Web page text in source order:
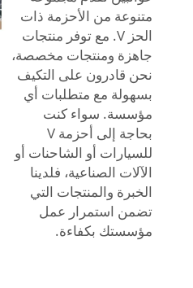
متنوعة من الأحزمة ذات
الحز V. مع توفر منتجات
جاهزة ومنتجات مخصصة،
نحن قادرون على التكيف
بسهولة مع متطلبات أي
مؤسسة. سواء كنت
بحاجة إلى أحزمة V
للسيارات أو الشاحنات أو
الآلات الصناعية، فلدينا
الخبرة والمنتجات التي
تضمن استمرار عمل
مؤسستك بكفاءة.